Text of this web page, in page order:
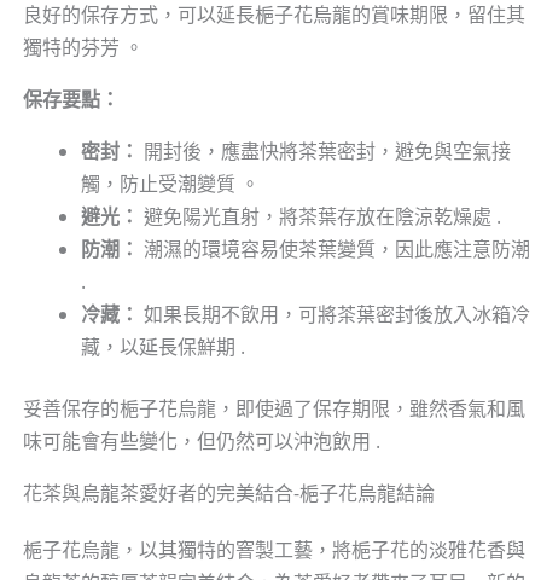
良好的保存方式，可以延長梔子花烏龍的賞味期限，留住其
獨特的芬芳 。
保存要點：
密封： 開封後，應盡快將茶葉密封，避免與空氣接
觸，防止受潮變質 。
避光： 避免陽光直射，將茶葉存放在陰涼乾燥處 .
防潮： 潮濕的環境容易使茶葉變質，因此應注意防潮
.
冷藏： 如果長期不飲用，可將茶葉密封後放入冰箱冷
藏，以延長保鮮期 .
妥善保存的梔子花烏龍，即使過了保存期限，雖然香氣和風
味可能會有些變化，但仍然可以沖泡飲用 .
花茶與烏龍茶愛好者的完美結合-梔子花烏龍結論
梔子花烏龍，以其獨特的窨製工藝，將梔子花的淡雅花香與